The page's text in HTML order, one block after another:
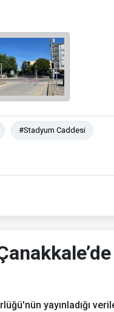
#Stadyum Caddesi
yayınladığı